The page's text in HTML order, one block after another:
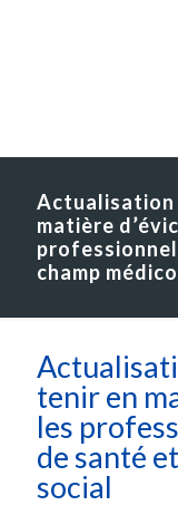
Actualisation
matière
champ
tenir en
les
de santé
social